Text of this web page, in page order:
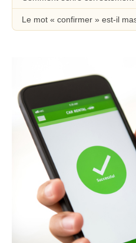
Le mot « confirmer » est-il